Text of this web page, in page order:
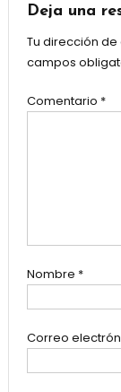
entradas
Deja una
Tu dirección
campos
Comentario *
Nombre *
Correo